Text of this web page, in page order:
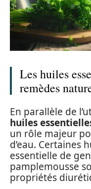
Les huiles
remèdes
En parallèle de
huiles
un rôle majeur
d’eau. Certaines
essentielle de
pamplemousse
propriétés